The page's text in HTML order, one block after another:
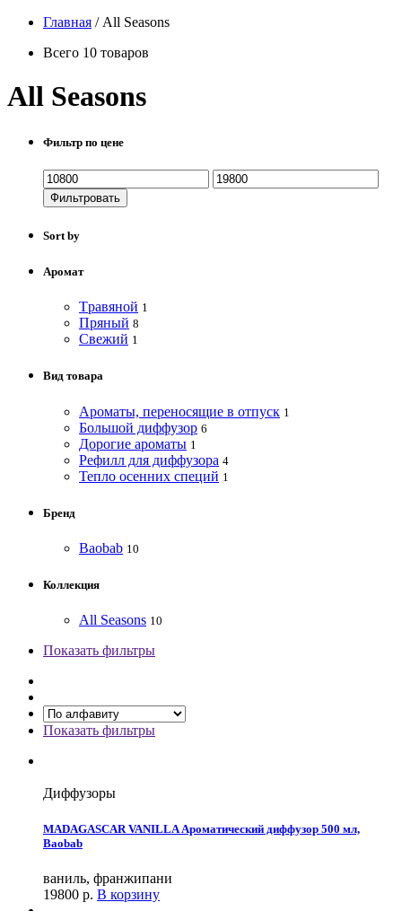
Главная / All Seasons
Всего 10 товаров
All Seasons
Фильтр по цене
Фильтровать
Sort by
Аромат
Tравяной 1
Пряный 8
Свежий 1
Вид товара
Ароматы, переносящие в отпуск 1
Большой диффузор 6
Дорогие ароматы 1
Рефилл для диффузора 4
Тепло осенних специй 1
Бренд
Baobab 10
Коллекция
All Seasons 10
Показать фильтры
Показать фильтры
Диффузоры
MADAGASCAR VANILLA Ароматический диффузор 500 мл,
Baobab
ваниль, франжипани
19800 р. В корзину